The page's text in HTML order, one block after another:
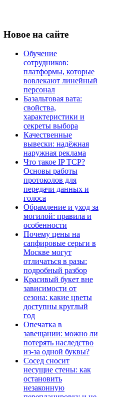
Новое на сайте
Обучение
сотрудников:
платформы, которые
вовлекают линейный
персонал
Базальтовая вата:
свойства,
характеристики и
секреты выбора
Качественные
вывески: надёжная
наружная реклама
Что такое IP TCP?
Основы работы
протоколов для
передачи данных и
голоса
Обрамление и уход за
могилой: правила и
особенности
Почему цены на
сапфировые серьги в
Москве могут
отличаться в разы:
подробный разбор
Красивый букет вне
зависимости от
сезона: какие цветы
доступны круглый
год
Опечатка в
завещании: можно ли
потерять наследство
из-за одной буквы?
Сосед сносит
несущие стены: как
остановить
незаконную